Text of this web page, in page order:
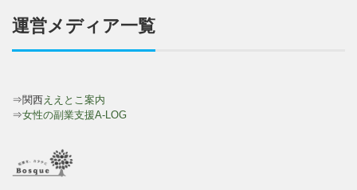
運営メディア一覧
⇒関西ええとこ案内
⇒女性の副業支援A-LOG